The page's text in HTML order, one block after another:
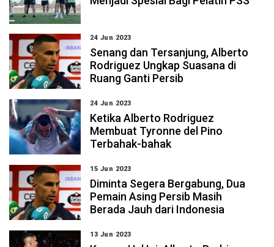
24 Jun 2023
Senang dan Tersanjung, Alberto
Rodriguez Ungkap Suasana di
Ruang Ganti Persib
24 Jun 2023
Ketika Alberto Rodriguez
Membuat Tyronne del Pino
Terbahak-bahak
15 Jun 2023
Diminta Segera Bergabung, Dua
Pemain Asing Persib Masih
Berada Jauh dari Indonesia
13 Jun 2023